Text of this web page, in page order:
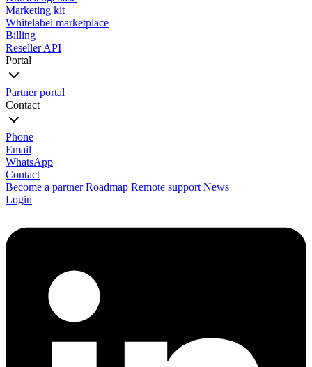
Marketing kit
Whitelabel marketplace
Billing
Reseller API
Portal
Partner portal
Contact
Phone
Email
WhatsApp
Contact
Become a partner Roadmap Remote support News
Login